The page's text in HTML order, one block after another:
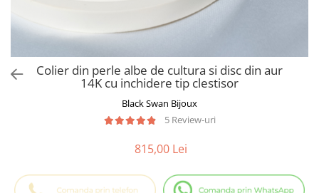
Cadouri pentru Absolvire
Cadou Educatoare / Invatatoare /
Profesoare
Cadouri Cupluri
Bijuterii Pasiuni & Hobby
Bijuterii Tematice Sport
Bijuterii cu mesaj Motivational
Bijuterii personalizate cu poza
Colier din perle albe de cultura si disc din aur
14K cu inchidere tip clestisor
Black Swan Bijoux
5 Review-uri
815,00 Lei